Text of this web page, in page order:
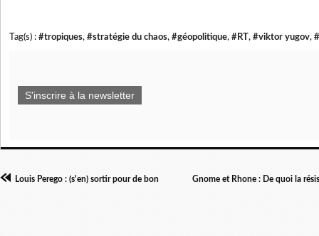
Tag(s) : #tropiques, #stratégie du chaos, #géopolitique, #RT, #viktor yugov,
S'inscrire à la newsletter
Louis Perego : (s'en) sortir pour de bon Gnome et Rhone : De quoi la